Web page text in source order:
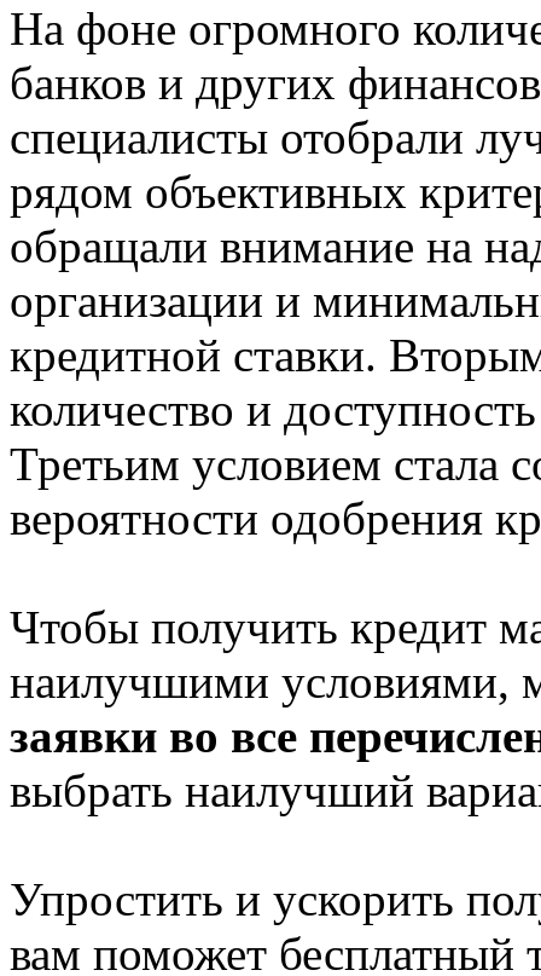
На фоне огромного
банков и других
специалисты отобрали
рядом объективных
обращали внимание на
организации и
кредитной ставки.
количество и
Третьим условием стала
вероятности одобрения
Чтобы получить кредит
наилучшими
заявки во все
выбрать наилучший
Упростить и ускорить
вам поможет бесплатный